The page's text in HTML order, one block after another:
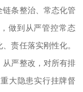
条整治、常态化管
做到从严管控常态
责任落实刚性化。
严整改，对所有排
大隐患实行挂牌督